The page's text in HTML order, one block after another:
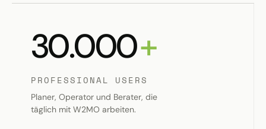
30.000+
PROFESSIONAL USERS
Planer, Operator und Berater, die
täglich mit W2MO arbeiten.